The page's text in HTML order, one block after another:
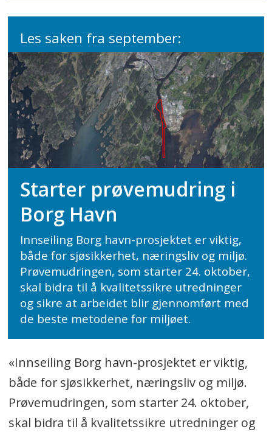
Les saken fra september:
Starter prøvemudring i
Borg Havn
Innseiling Borg havn-prosjektet er viktig,
både for sjøsikkerhet, næringsliv og miljø.
Prøvemudringen, som starter 24. oktober,
skal bidra til å kvalitetssikre utredninger
og sikre at arbeidet blir gjennomført med
de beste metodene for miljøet.
«Innseiling Borg havn-prosjektet er viktig,
både for sjøsikkerhet, næringsliv og miljø.
Prøvemudringen, som starter 24. oktober,
skal bidra til å kvalitetssikre utredninger og